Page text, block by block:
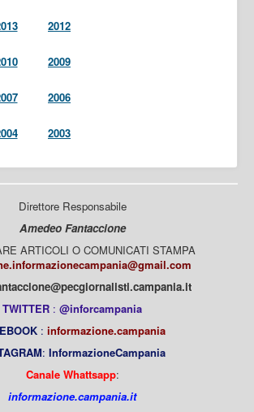
2012
2009
2006
2003
Direttore Responsabile
Amedeo Fantaccione
ARTICOLI O COMUNICATI STAMPA
TWITTER : @inforcampania
: informazione.campania
: InformazioneCampania
Canale Whattsapp:
informazione.campania.it